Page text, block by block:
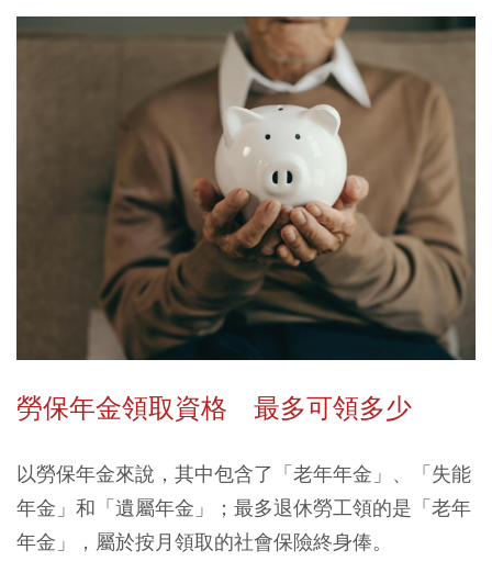
勞保年金領取資格 最多可領多少
以勞保年金來說，其中包含了「老年年金」、「失能
年金」和「遺屬年金」；最多退休勞工領的是「老年
年金」，屬於按月領取的社會保險終身俸。